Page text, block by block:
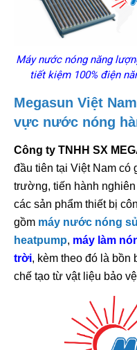
Máy nước nóng năng
tiết kiệm 100% điện
Megasun Việt
vực nước nóng
Công ty TNHH SX
đầu tiên tại Việt Nam có
trường, tiến hành
các sản phẩm thiết bị
gồm máy nước nóng
heatpump, máy làm
trời, kèm theo đó là bồn
chế tạo từ vật liệu bảo